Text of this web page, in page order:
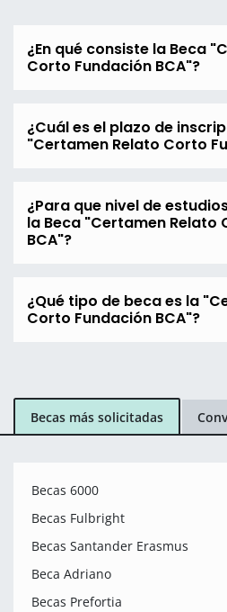
¿En qué consiste la Beca
Corto Fundación BCA"?
¿Cuál es el plazo de
"Certamen Relato Corto
¿Para que nivel de
la Beca "Certamen Relato
BCA"?
¿Qué tipo de beca es la
Corto Fundación BCA"?
Becas más solicitadas
Becas 6000
Becas Fulbright
Becas Santander Erasmus
Beca Adriano
Becas Prefortia